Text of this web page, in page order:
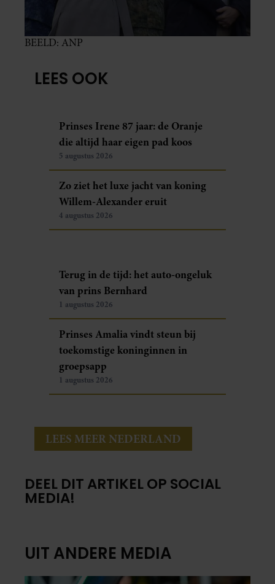
BEELD: ANP
LEES OOK
Prinses Irene 87 jaar: de Oranje
die altijd haar eigen pad koos
5 augustus 2026
Zo ziet het luxe jacht van koning
Willem-Alexander eruit
4 augustus 2026
Terug in de tijd: het auto-ongeluk
van prins Bernhard
1 augustus 2026
Prinses Amalia vindt steun bij
toekomstige koninginnen in
groepsapp
1 augustus 2026
LEES MEER NEDERLAND
DEEL DIT ARTIKEL OP SOCIAL
MEDIA!
UIT ANDERE MEDIA